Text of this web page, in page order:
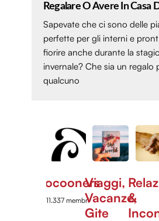
Regalare O Avere In Casa
Sapevate che ci sono delle
perfette per gli interni e
fiorire anche durante la
invernale? Che sia un regalo
qualcuno
Cocooners
11.337 membri
Viaggi,
Vacanze,
Gite
&